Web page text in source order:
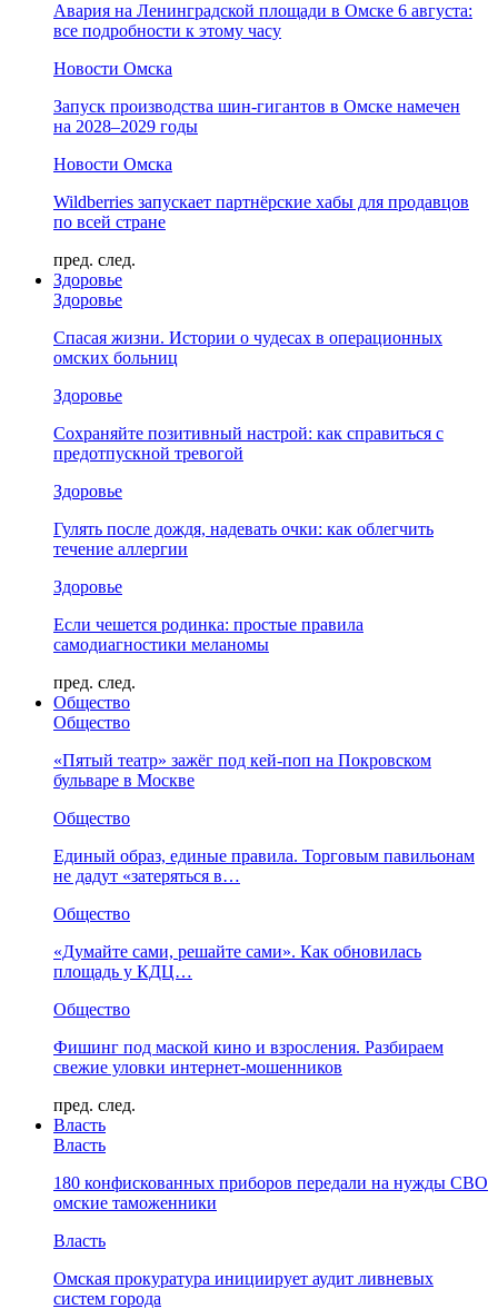
Авария на Ленинградской площади в Омске 6 августа:
все подробности к этому часу
Новости Омска
Запуск производства шин-гигантов в Омске намечен
на 2028–2029 годы
Новости Омска
Wildberries запускает партнёрские хабы для продавцов
по всей стране
пред. след.
Здоровье
Здоровье
Спасая жизни. Истории о чудесах в операционных
омских больниц
Здоровье
Сохраняйте позитивный настрой: как справиться с
предотпускной тревогой
Здоровье
Гулять после дождя, надевать очки: как облегчить
течение аллергии
Здоровье
Если чешется родинка: простые правила
самодиагностики меланомы
пред. след.
Общество
Общество
«Пятый театр» зажёг под кей-поп на Покровском
бульваре в Москве
Общество
Единый образ, единые правила. Торговым павильонам
не дадут «затеряться в…
Общество
«Думайте сами, решайте сами». Как обновилась
площадь у КДЦ…
Общество
Фишинг под маской кино и взросления. Разбираем
свежие уловки интернет-мошенников
пред. след.
Власть
Власть
180 конфискованных приборов передали на нужды СВО
омские таможенники
Власть
Омская прокуратура инициирует аудит ливневых
систем города